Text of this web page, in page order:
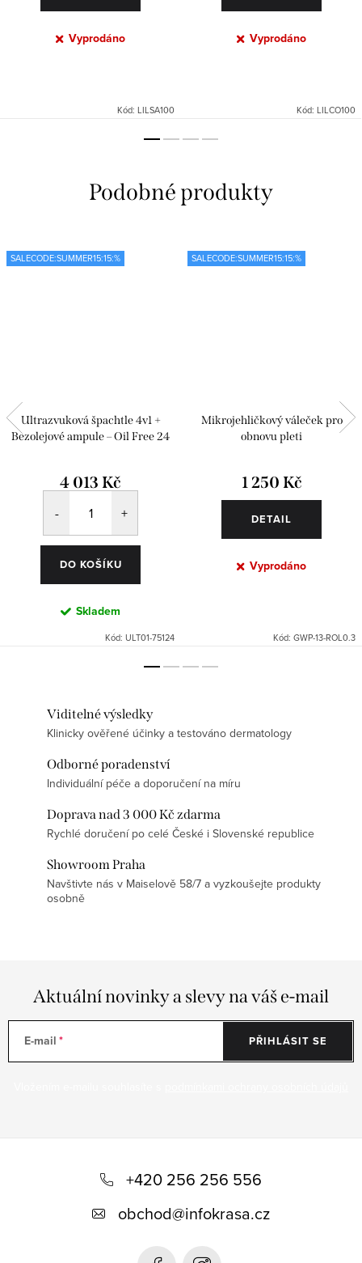
Vyprodáno
Kód: LILSA100
Vyprodáno
Kód: LILCO100
SALECODE:SUMMER15:15:%
Ultrazvuková špachtle 4v1 +
Bezolejové ampule – Oil Free 24
4 013 Kč
DO KOŠÍKU
Skladem
Kód: ULT01-75124
SALECODE:SUMMER15:15:%
Mikrojehličkový váleček pro
obnovu pleti
1 250 Kč
DETAIL
Vyprodáno
Kód: GWP-13-ROL0.3
Viditelné výsledky
Klinicky ověřené účinky a testováno dermatology
Odborné poradenství
Individuální péče a doporučení na míru
Doprava nad 3 000 Kč zdarma
Rychlé doručení po celé České i Slovenské republice
Showroom Praha
Navštivte nás v Maiselově 58/7 a vyzkoušejte produkty
osobně
Aktuální novinky a slevy na váš e-mail
E-mail PŘIHLÁSIT SE
+420 256 256 556
obchod@infokrasa.cz